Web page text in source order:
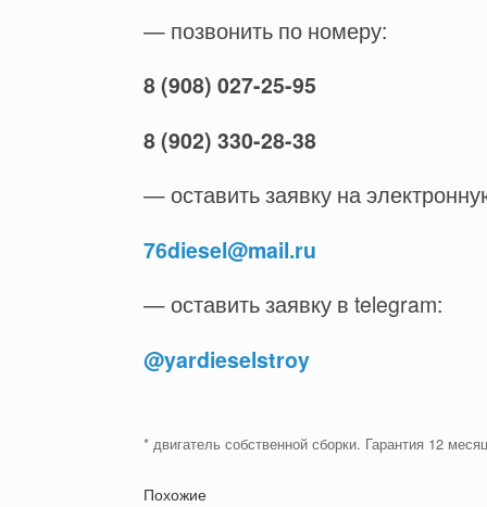
— позвонить по номеру:
8 (908) 027-25-95
8 (902) 330-28-38
— оставить заявку на
76diesel@mail.ru
— оставить заявку в telegram:
@yardieselstroy
* двигатель собственной сборки. Гарантия 12
Похожие